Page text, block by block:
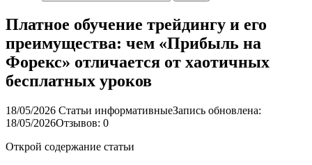
Платное обучение трейдингу и его
преимущества: чем «Прибыль на
Форекс» отличается от хаотичных
бесплатных уроков
18/05/2026 Статьи информативныеЗапись обновлена:
18/05/2026Отзывов: 0
Открой содержание статьи